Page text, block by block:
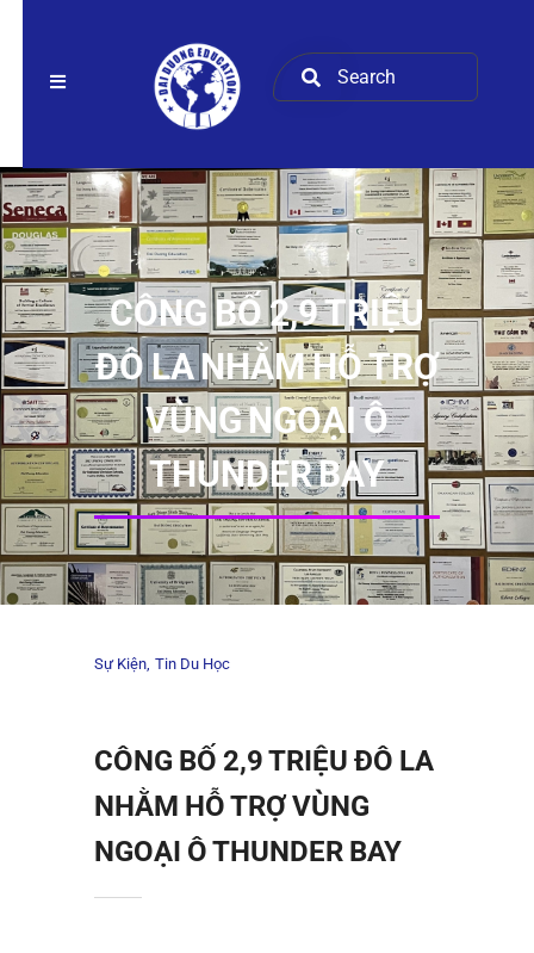
CÔNG BỐ 2,9 TRIỆU
ĐÔ LA NHẰM HỖ TRỢ
VÙNG NGOẠI Ô
THUNDER BAY
Sự Kiện Tin Du Học
CÔNG BỐ 2,9 TRIỆU ĐÔ LA
NHẰM HỖ TRỢ VÙNG
NGOẠI Ô THUNDER BAY